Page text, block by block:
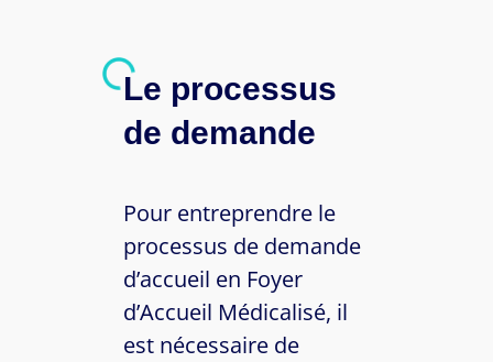
Le processus
de demande
Pour entreprendre le
processus de demande
d’accueil en Foyer
d’Accueil Médicalisé, il
est nécessaire de